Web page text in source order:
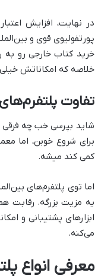
در نهایت، افزایش
پورتفولیوی قوی و
خرید کتاب خارجی رو به
خلاصه که امکاناتش خیلی
تفاوت
شاید بپرسی خب چه فرقی
برای شروع خوبن، اما
کمی کند میشه.
اما توی پلتفرم‌های
یه مزیت بزرگه. رقابت
ابزارهای پشتیبانی و
می‌کنه.
معرفی انواع